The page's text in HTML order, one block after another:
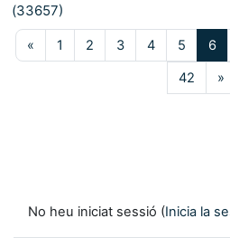
(33657)
«Pàgina anterior
1 Pàgina 1
2Pàgina 2
3Pàgina 3
4Pàgina 4
5Pàgina 5
6
42
»
No heu iniciat sessió (Inicia la